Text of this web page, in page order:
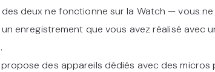
deux ne fonctionne sur la Watch — vous
enregistrement que vous avez réalisé avec
propose des appareils dédiés avec des micros